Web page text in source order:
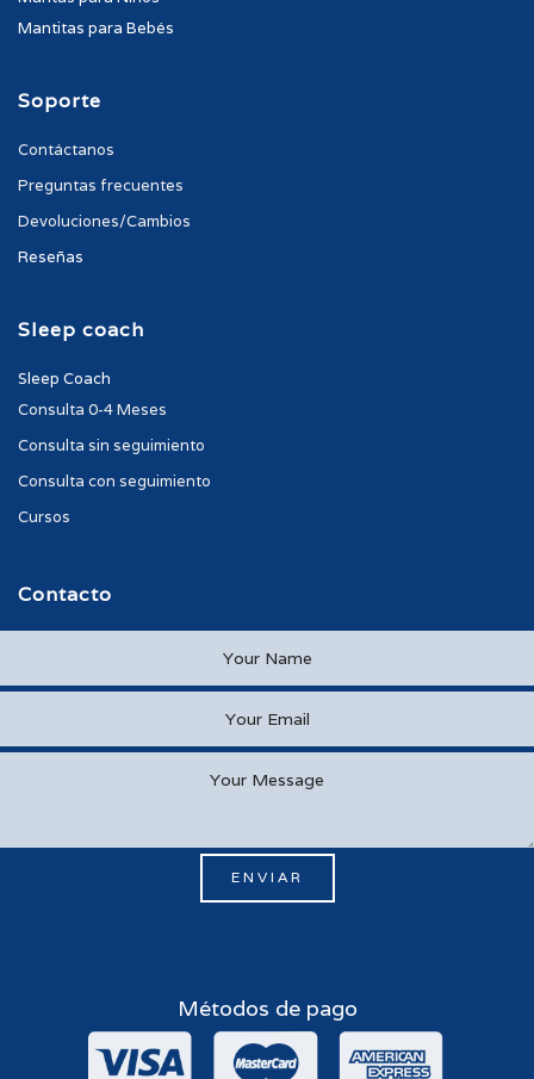
Mantitas para Bebés
Soporte
Contáctanos
Preguntas frecuentes
Devoluciones/Cambios
Reseñas
Sleep coach
Sleep Coach
Consulta 0-4 Meses
Consulta sin seguimiento
Consulta con seguimiento
Cursos
Contacto
ENVIAR
Métodos de pago